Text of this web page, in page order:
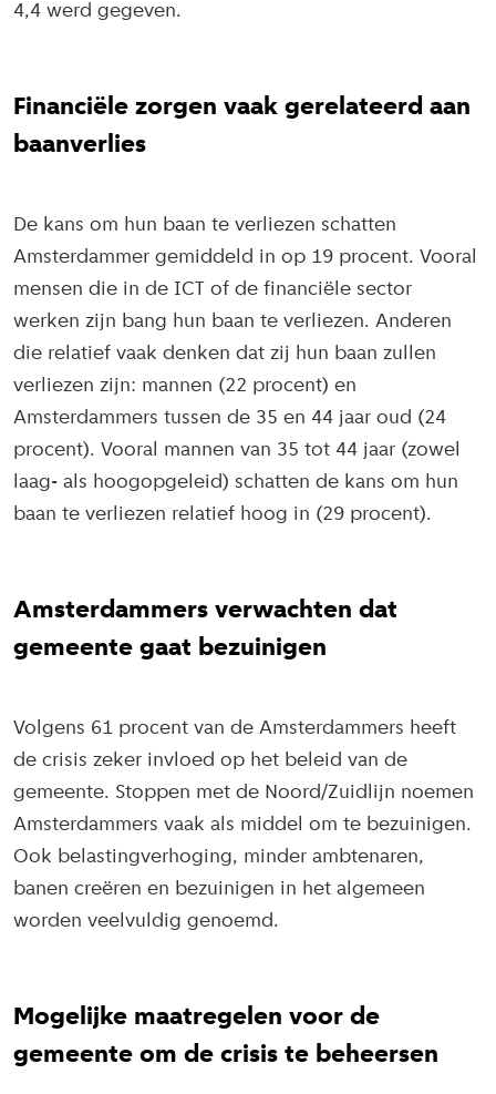
4,4 werd gegeven.
Financiële zorgen vaak gerelateerd aan
baanverlies
De kans om hun baan te verliezen schatten
Amsterdammer gemiddeld in op 19 procent. Vooral
mensen die in de ICT of de financiële sector
werken zijn bang hun baan te verliezen. Anderen
die relatief vaak denken dat zij hun baan zullen
verliezen zijn: mannen (22 procent) en
Amsterdammers tussen de 35 en 44 jaar oud (24
procent). Vooral mannen van 35 tot 44 jaar (zowel
laag- als hoogopgeleid) schatten de kans om hun
baan te verliezen relatief hoog in (29 procent).
Amsterdammers verwachten dat
gemeente gaat bezuinigen
Volgens 61 procent van de Amsterdammers heeft
de crisis zeker invloed op het beleid van de
gemeente. Stoppen met de Noord/Zuidlijn noemen
Amsterdammers vaak als middel om te bezuinigen.
Ook belastingverhoging, minder ambtenaren,
banen creëren en bezuinigen in het algemeen
worden veelvuldig genoemd.
Mogelijke maatregelen voor de
gemeente om de crisis te beheersen